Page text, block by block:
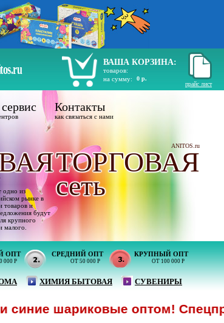
ВАША КОРЗИНА:
товаров:
на сумму:
0 р.
прайс лист
ОПТ
000 Р
СРЕДНИЙ ОПТ
ОТ 50 000 Р
КРУПНЫЙ ОПТ
ОТ 100 000 Р
ХИМИЯ БЫТОВАЯ СУВЕНИРЫ
Контакты
как связаться с нами
ANITOS.ru
ТОРГОВАЯ
одно из
рынке в
товаров и
будут
крупного
малого.
сеть
шариковые оптом!